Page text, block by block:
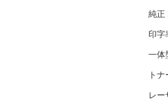
純正
印字
一体
ト
レー